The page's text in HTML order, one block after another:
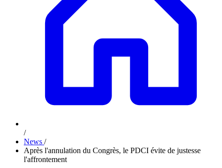
/
News /
Après l'annulation du Congrès, le PDCI évite de justesse
l'affrontement